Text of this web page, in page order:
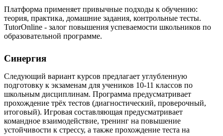
Платформа применяет привычные подходы к обучению:
теория, практика, домашние задания, контрольные тесты.
TutorOnline - залог повышения успеваемости школьников по
образовательной программе.
Синергия
Следующий вариант курсов предлагает углубленную
подготовку к экзаменам для учеников 10-11 классов по
школьным дисциплинам. Программа предусматривает
прохождение трёх тестов (диагностический, проверочный,
итоговый). Игровая составляющая предусматривает
командное взаимодействие, тренинг на повышение
устойчивости к стрессу, а также прохождение теста на